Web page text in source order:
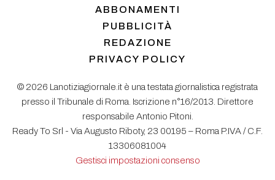
ABBONAMENTI
PUBBLICITÀ
REDAZIONE
PRIVACY POLICY
© 2026 Lanotiziagiornale.it è una testata giornalistica registrata
presso il Tribunale di Roma. Iscrizione n°16/2013. Direttore
responsabile Antonio Pitoni.
Ready To Srl - Via Augusto Riboty, 23 00195 – Roma P.IVA / C.F.
13306081004
Gestisci impostazioni consenso